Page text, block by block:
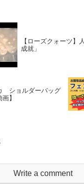
【ローズクォーツ】
成就」
ショルダーバッグ
】
Write a comment